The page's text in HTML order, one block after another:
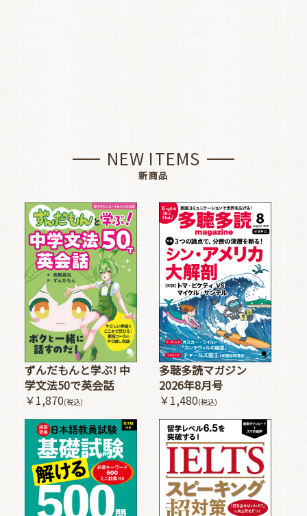
NEW ITEMS
新商品
ずんだもんと学ぶ! 中
学文法50で英会話
￥1,870(税込)
多聴多読マガジン
2026年8月号
￥1,480(税込)